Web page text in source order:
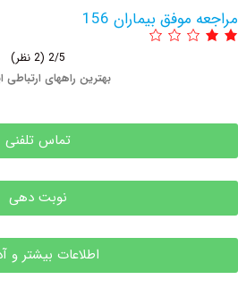
بیماران 156
بهترین راههای ارتباطی این دکتر
تماس تلفنی
نوبت دهی
اطلاعات بیشتر و آدرس